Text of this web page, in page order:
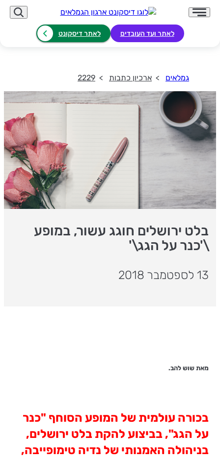
לאתר ועד העובדים לאתר דיסקונט
גמלאים ארכיון כתבות 2229
בלט ירושלים חוגג עשור, במופע
\'כנר על הגג\'
13 לספטמבר 2018
מאת שוש להב.
בכורה עולמית של המופע הסוחף "כנר
על הגג", בביצוע להקת בלט ירושלים,
בניהולה האמנותי של נדיה טימופייבה,